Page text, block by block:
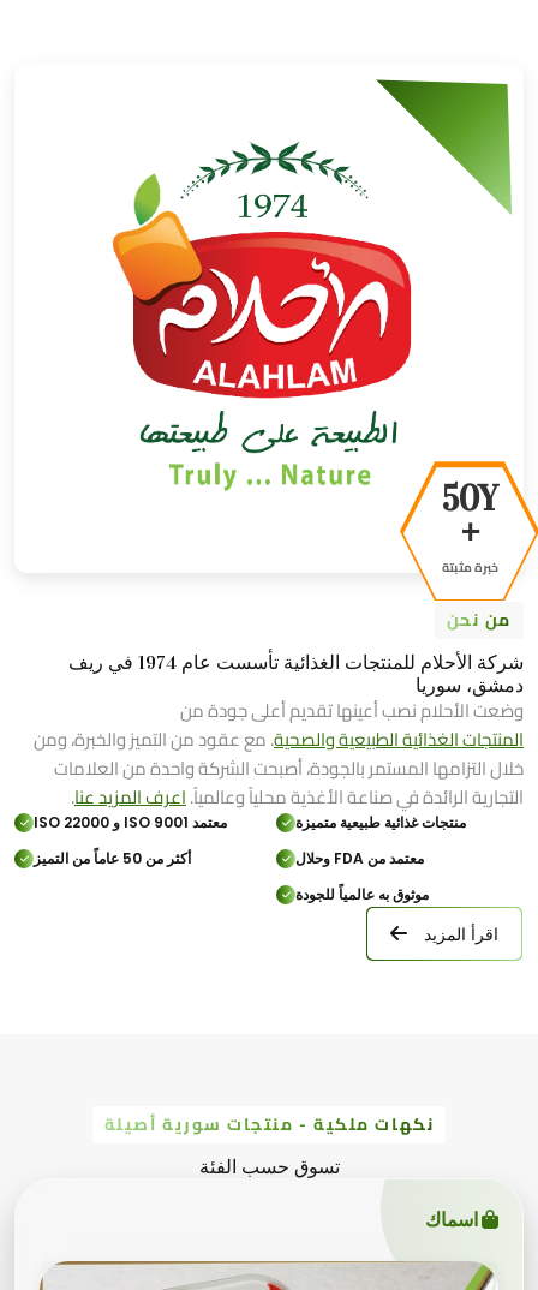
50Y
+
خبرة مثبتة
من نحن
شركة الأحلام للمنتجات الغذائية تأسست عام 1974 في ريف
دمشق، سوريا
وضعت الأحلام نصب أعينها تقديم أعلى جودة من
المنتجات الغذائية الطبيعية والصحية. مع عقود من التميز والخبرة، ومن
خلال التزامها المستمر بالجودة، أصبحت الشركة واحدة من العلامات
التجارية الرائدة في صناعة الأغذية محلياً وعالمياً.اعرف المزيد عنا.
منتجات غذائية طبيعية متميزة
معتمد ISO 9001 و ISO 22000
معتمد من FDA وحلال
أكثر من 50 عاماً من التميز
موثوق به عالمياً للجودة
اقرأ المزيد
نكهات ملكية - منتجات سورية أصيلة
تسوق حسب الفئة
اسماك